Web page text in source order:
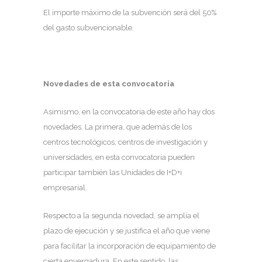
El importe máximo de la subvención será del 50%
del gasto subvencionable.
Novedades de esta convocatoria
Asimismo, en la convocatoria de este año hay dos
novedades. La primera, que además de los
centros tecnológicos, centros de investigación y
universidades, en esta convocatoria pueden
participar también las Unidades de I+D+i
empresarial.
Respecto a la segunda novedad, se amplía el
plazo de ejecución y se justifica el año que viene
para facilitar la incorporación de equipamiento de